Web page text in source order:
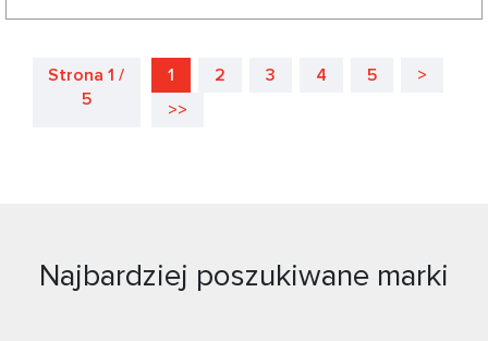
Strona 1 /
5
1 2 3 4 5
>
>>
Najbardziej poszukiwane marki